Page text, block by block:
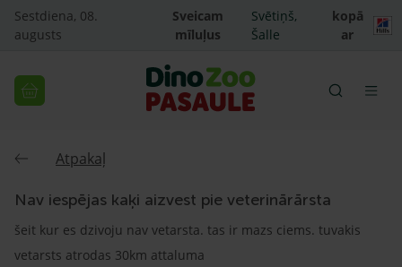
Sestdiena, 08.
augusts
Sveicam
mīluļus
Svētiņš,
Šalle
kopā
ar
Atpakaļ
Nav iespējas kaķi aizvest pie veterinārārsta
šeit kur es dzivoju nav vetarsta. tas ir mazs ciems. tuvakis
vetarsts atrodas 30km attaluma